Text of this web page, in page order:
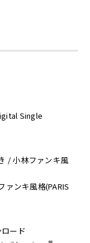
Single
/ 小林ファンキ風
ァンキ風格(PARIS
ード